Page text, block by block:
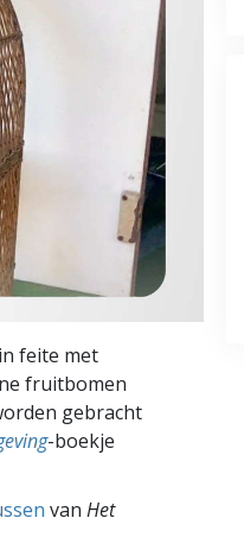
Oplossingen
Kinderen
Hulpmiddelen
Ethiek en de
De Oorzaak
De
feite met
fruitbomen
gebracht
-boekje
van Het